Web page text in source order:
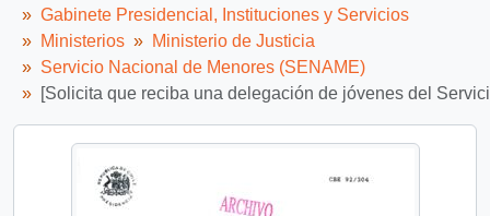
Gabinete Presidencial, Instituciones y Servicios
Ministerios
Ministerio de Justicia
Servicio Nacional de Menores (SENAME)
[Solicita que reciba una delegación de jóvenes del